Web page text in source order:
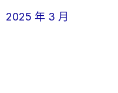
2025 年 3 月